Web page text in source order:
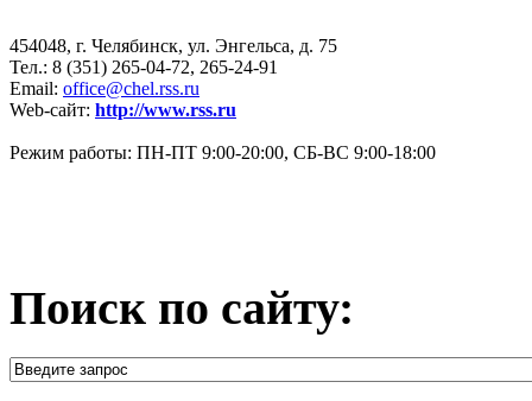
454048, г. Челябинск, ул. Энгельса, д. 75
Тел.: 8 (351) 265-04-72, 265-24-91
Email: office@chel.rss.ru
Web-сайт: http://www.rss.ru
Режим работы: ПН-ПТ 9:00-20:00, СБ-ВС 9:00-18:00
Поиск по сайту: